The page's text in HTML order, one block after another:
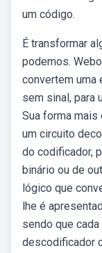
um código.
É transformar
podemos.
convertem uma
sem sinal, para
Sua forma mais
um circuito
do codificador,
binário ou de
lógico que
lhe é
sendo que
descodificador